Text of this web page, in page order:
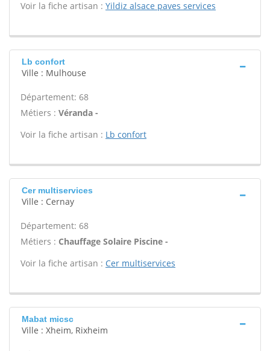
Voir la fiche artisan : Yildiz alsace paves services
Lb confort
Ville : Mulhouse
Département: 68
Métiers : Véranda -
Voir la fiche artisan : Lb confort
Cer multiservices
Ville : Cernay
Département: 68
Métiers : Chauffage Solaire Piscine -
Voir la fiche artisan : Cer multiservices
Mabat micsc
Ville : Xheim, Rixheim